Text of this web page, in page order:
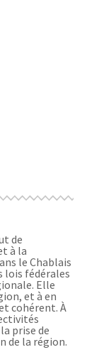
de
à la
le Chablais
lois fédérales
Elle
et à en
cohérent. À
prise de
de la région.